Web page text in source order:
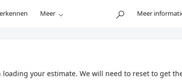
Meer Meer
your estimate. We will need to reset to get